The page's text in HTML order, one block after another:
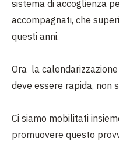
sistema di accoglienza
accompagnati, che
questi anni.
Ora la
deve essere rapida, non
Ci siamo mobilitati
promuovere questo